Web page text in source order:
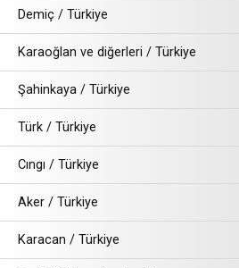
Demiç / Türkiye
Karaoğlan ve diğerleri / Türkiye
Şahinkaya / Türkiye
Türk / Türkiye
Cıngı / Türkiye
Aker / Türkiye
Karacan / Türkiye